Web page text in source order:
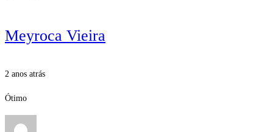
Meyroca Vieira
2 anos atrás
Ótimo